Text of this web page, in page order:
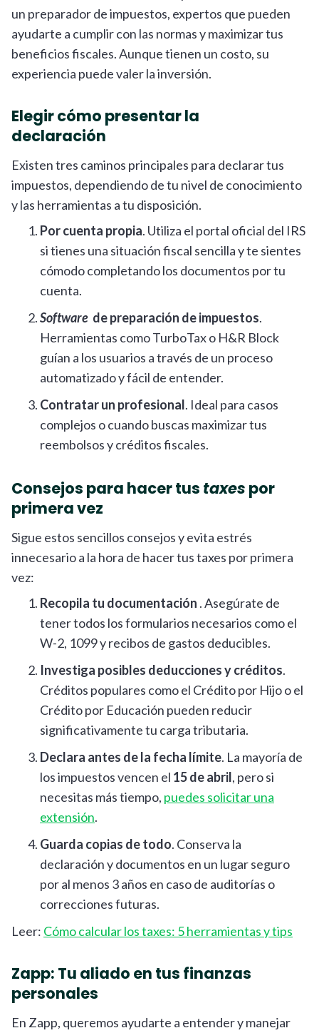
un preparador de impuestos, expertos que pueden
ayudarte a cumplir con las normas y maximizar tus
beneficios fiscales. Aunque tienen un costo, su
experiencia puede valer la inversión.
Elegir cómo presentar la
declaración
Existen tres caminos principales para declarar tus
impuestos, dependiendo de tu nivel de conocimiento
y las herramientas a tu disposición.
Por cuenta propia. Utiliza el portal oficial del IRS
si tienes una situación fiscal sencilla y te sientes
cómodo completando los documentos por tu
cuenta.
Software de preparación de impuestos.
Herramientas como TurboTax o H&R Block
guían a los usuarios a través de un proceso
automatizado y fácil de entender.
Contratar un profesional. Ideal para casos
complejos o cuando buscas maximizar tus
reembolsos y créditos fiscales.
Consejos para hacer tus taxes por
primera vez
Sigue estos sencillos consejos y evita estrés
innecesario a la hora de hacer tus taxes por primera
vez:
Recopila tu documentación . Asegúrate de
tener todos los formularios necesarios como el
W-2, 1099 y recibos de gastos deducibles.
Investiga posibles deducciones y créditos.
Créditos populares como el Crédito por Hijo o el
Crédito por Educación pueden reducir
significativamente tu carga tributaria.
Declara antes de la fecha límite. La mayoría de
los impuestos vencen el 15 de abril, pero si
necesitas más tiempo, puedes solicitar una
extensión.
Guarda copias de todo. Conserva la
declaración y documentos en un lugar seguro
por al menos 3 años en caso de auditorías o
correcciones futuras.
Leer: Cómo calcular los taxes: 5 herramientas y tips
Zapp: Tu aliado en tus finanzas
personales
En Zapp, queremos ayudarte a entender y manejar